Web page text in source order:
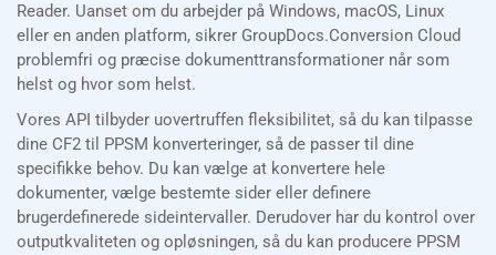
Reader. Uanset om du arbejder på Windows, macOS, Linux
eller en anden platform, sikrer GroupDocs.Conversion Cloud
problemfri og præcise dokumenttransformationer når som
helst og hvor som helst.
Vores API tilbyder uovertruffen fleksibilitet, så du kan tilpasse
dine CF2 til PPSM konverteringer, så de passer til dine
specifikke behov. Du kan vælge at konvertere hele
dokumenter, vælge bestemte sider eller definere
brugerdefinerede sideintervaller. Derudover har du kontrol over
outputkvaliteten og opløsningen, så du kan producere PPSM